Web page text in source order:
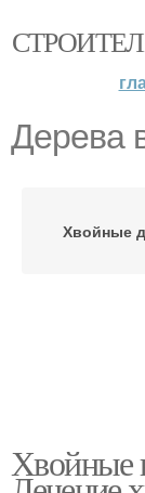
Дерева
Хвойные
Хвойные